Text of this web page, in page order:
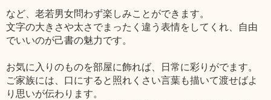
など、老若男女問わず楽しみことができます。
文字の大きさや太さでまったく違う表情をしてくれ、自由
でいいのが己書の魅力です。
お気に入りのものを部屋に飾れば、日常に彩りがでます。
ご家族には、口にすると照れくさい言葉も描いて渡せばよ
り思いが伝わります。